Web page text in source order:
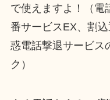
で使えますよ！（
番サービスEX、割
惑電話撃退サービス
ク）